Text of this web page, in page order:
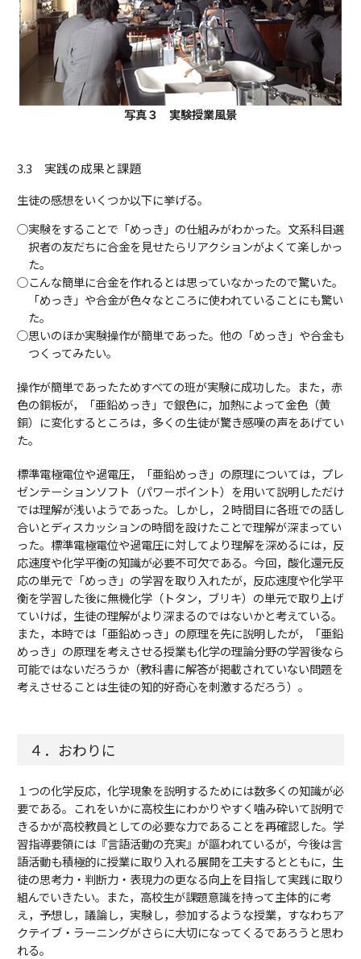
写真３ 実験授業風景
3.3 実践の成果と課題
生徒の感想をいくつか以下に挙げる。
○実験をすることで「めっき」の仕組みがわかった。文系科目選
択者の友だちに合金を見せたらリアクションがよくて楽しかっ
た。
○こんな簡単に合金を作れるとは思っていなかったので驚いた。
「めっき」や合金が色々なところに使われていることにも驚い
た。
○思いのほか実験操作が簡単であった。他の「めっき」や合金も
つくってみたい。
操作が簡単であったためすべての班が実験に成功した。また，赤
色の銅板が，「亜鉛めっき」で銀色に，加熱によって金色（黄
銅）に変化するところは，多くの生徒が驚き感嘆の声をあげてい
た。
標準電極電位や過電圧，「亜鉛めっき」の原理については，プレ
ゼンテーションソフト（パワーポイント）を用いて説明しただけ
では理解が浅いようであった。しかし，２時間目に各班での話し
合いとディスカッションの時間を設けたことで理解が深まってい
った。標準電極電位や過電圧に対してより理解を深めるには，反
応速度や化学平衡の知識が必要不可欠である。今回，酸化還元反
応の単元で「めっき」の学習を取り入れたが，反応速度や化学平
衡を学習した後に無機化学（トタン，ブリキ）の単元で取り上げ
ていけば，生徒の理解がより深まるのではないかと考えている。
また，本時では「亜鉛めっき」の原理を先に説明したが，「亜鉛
めっき」の原理を考えさせる授業も化学の理論分野の学習後なら
可能ではないだろうか（教科書に解答が掲載されていない問題を
考えさせることは生徒の知的好奇心を刺激するだろう）。
４．おわりに
１つの化学反応，化学現象を説明するためには数多くの知識が必
要である。これをいかに高校生にわかりやすく噛み砕いて説明で
きるかが高校教員としての必要な力であることを再確認した。学
習指導要領には『言語活動の充実』が謳われているが，今後は言
語活動も積極的に授業に取り入れる展開を工夫するとともに，生
徒の思考力・判断力・表現力の更なる向上を目指して実践に取り
組んでいきたい。また，高校生が課題意識を持って主体的に考
え，予想し，議論し，実験し，参加するような授業，すなわちア
クテイブ・ラーニングがさらに大切になってくるであろうと思わ
れる。